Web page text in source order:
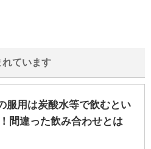
ています
服用は炭酸水等で飲むとい
間違った飲み合わせとは